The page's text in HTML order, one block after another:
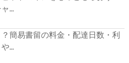
...
簡易書留の料金・配達日数・利
...